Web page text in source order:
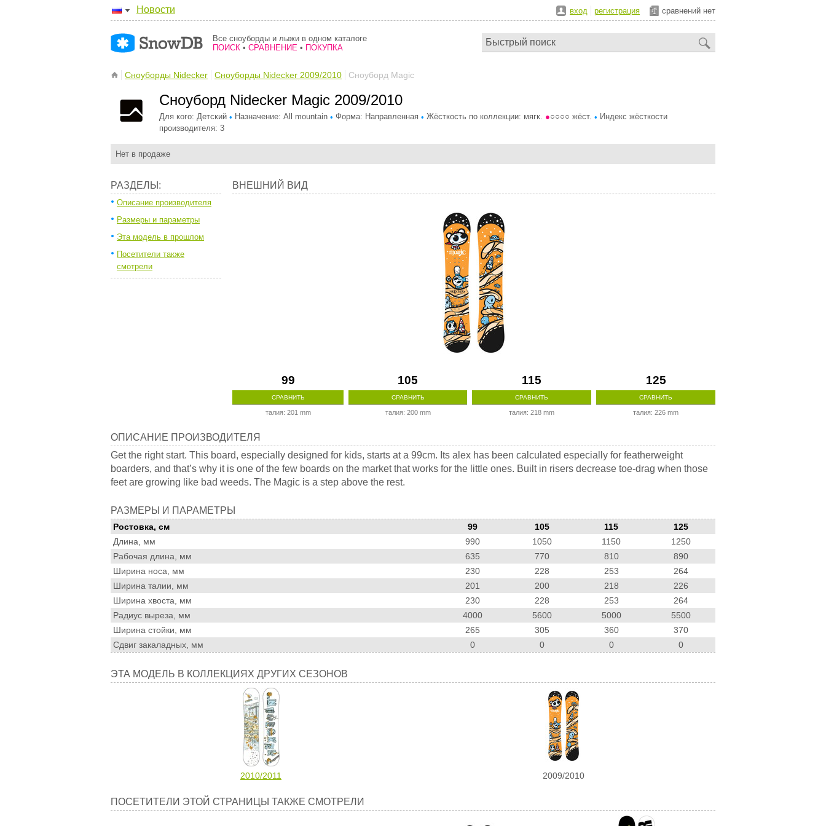
Новости вход регистрация сравнений нет
Все сноуборды и лыжи в одном каталоге
ПОИСК • СРАВНЕНИЕ • ПОКУПКА
Сноуборды Nidecker Сноуборды Nidecker 2009/2010 Сноуборд Magic
Сноуборд Nidecker Magic 2009/2010
Для кого: Детский • Назначение: All mountain • Форма: Направленная • Жёсткость по коллекции: мягк. ●○○○○ жёст. • Индекс жёсткости
производителя: 3
Нет в продаже
РАЗДЕЛЫ:
Описание производителя
Размеры и параметры
Эта модель в прошлом
Посетители также
смотрели
ВНЕШНИЙ ВИД
99
СРАВНИТЬ
талия: 201 mm
105
СРАВНИТЬ
талия: 200 mm
115
СРАВНИТЬ
талия: 218 mm
125
СРАВНИТЬ
талия: 226 mm
Описание
производителя
ОПИСАНИЕ ПРОИЗВОДИТЕЛЯ
Get the right start. This board, especially designed for kids, starts at a 99cm. Its аlex has been calculated especially for featherweight
boarders, and that’s why it is one of the few boards on the market that works for the little ones. Built in risers decrease toe-drag when those
feet are growing like bad weeds. The Magic is a step above the rest.
Размеры
и
параметры
РАЗМЕРЫ И ПАРАМЕТРЫ
Ростовка, см 99 105 115
125
Длина, мм
990 1050 1150
1250
Рабочая длина, мм
635 770 810
890
Ширина носа, мм
230 228 253
264
Ширина талии, мм
201 200 218
226
Ширина хвоста, мм
230 228 253
264
Радиус выреза, мм
4000 5600 5000
5500
Ширина стойки, мм
265 305 360
370
Сдвиг закаладных, мм
0 0 0 0
Эта
модель
ЭТА МОДЕЛЬ В КОЛЛЕКЦИЯХ ДРУГИХ СЕЗОНОВ
2010/2011 2009/2010
Посетители
этой
ПОСЕТИТЕЛИ ЭТОЙ СТРАНИЦЫ ТАКЖЕ СМОТРЕЛИ